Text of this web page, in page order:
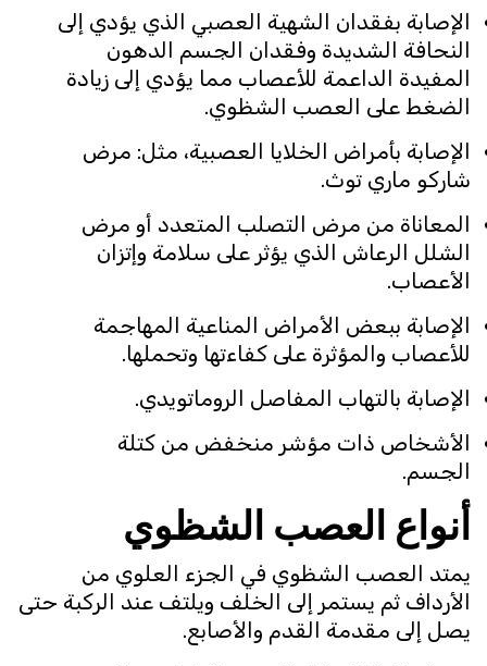
الإصابة بفقدان الشهية العصبي الذي يؤدي إلى
النحافة الشديدة وفقدان الجسم الدهون
المفيدة الداعمة للأعصاب مما يؤدي إلى زيادة
الضغط على العصب الشظوي.
الإصابة بأمراض الخلايا العصبية، مثل: مرض
شاركو ماري توث.
المعاناة من مرض التصلب المتعدد أو مرض
الشلل الرعاش الذي يؤثر على سلامة وإتزان
الأعصاب.
الإصابة ببعض الأمراض المناعية المهاجمة
للأعصاب والمؤثرة على كفاءتها وتحملها.
الإصابة بالتهاب المفاصل الروماتويدي.
الأشخاص ذات مؤشر منخفض من كتلة
الجسم.
أنواع العصب الشظوي
يمتد العصب الشظوي في الجزء العلوي من
الأرداف ثم يستمر إلى الخلف ويلتف عند الركبة حتى
يصل إلى مقدمة القدم والأصابع.